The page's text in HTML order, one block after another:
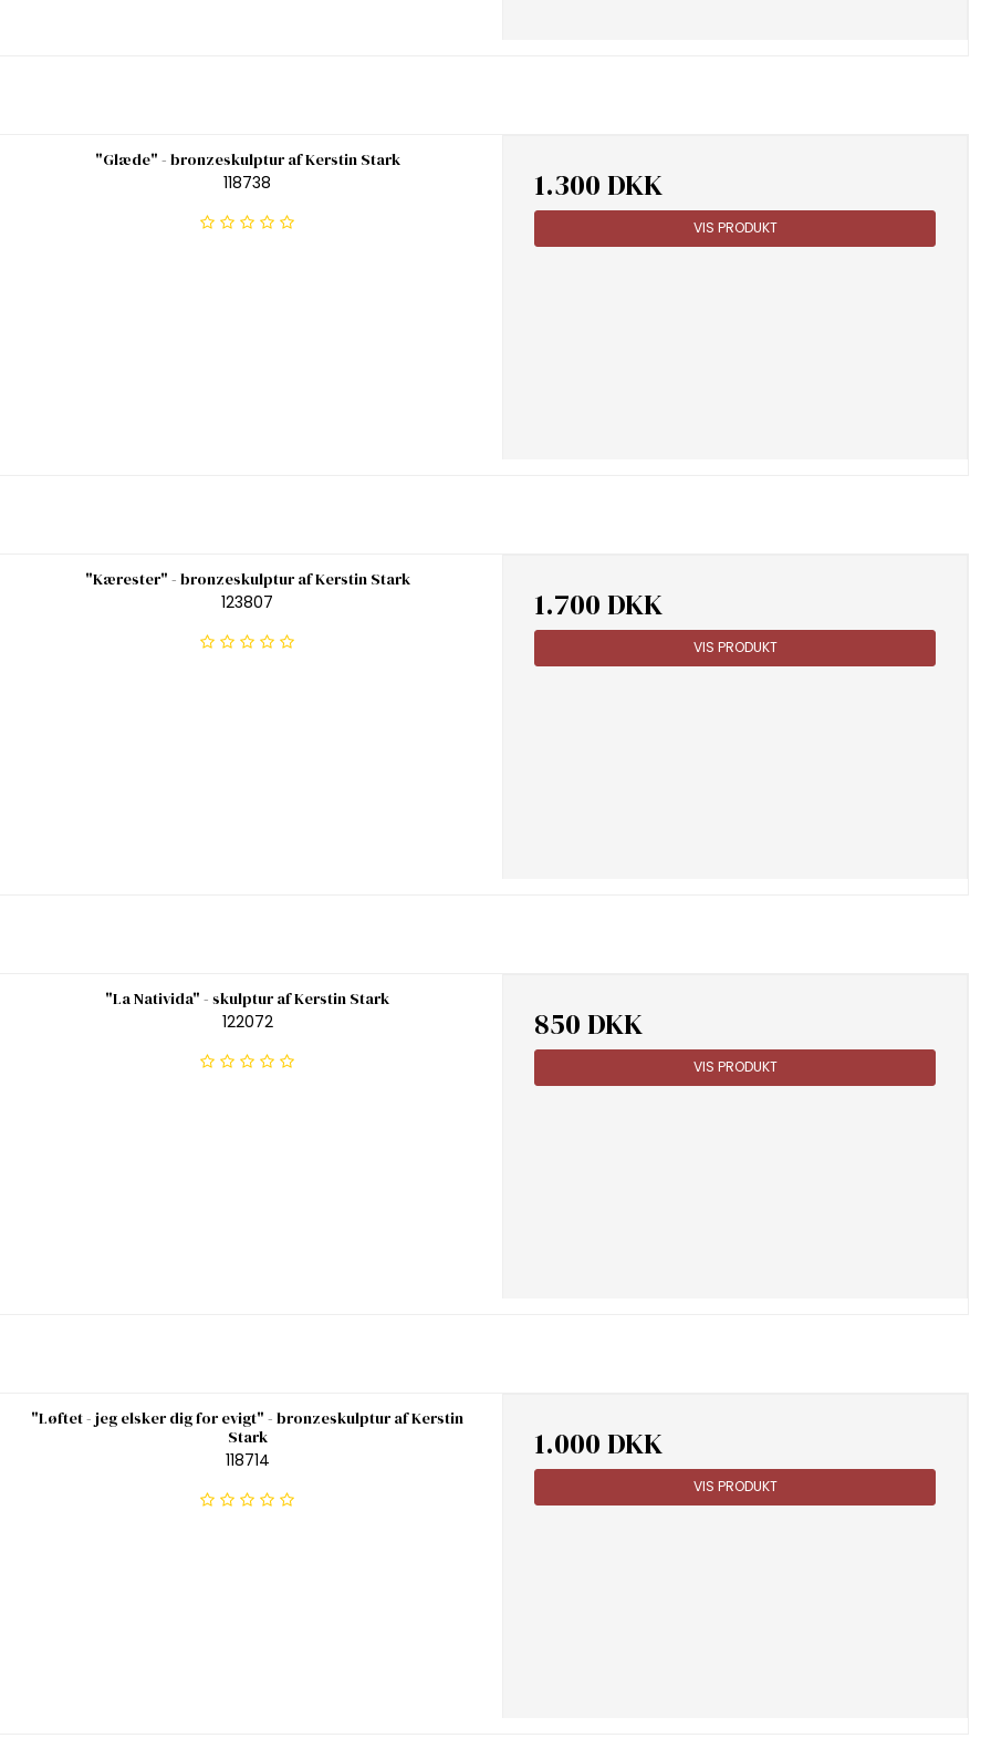
"Glæde" - bronzeskulptur af Kerstin Stark
118738
1.300 DKK
VIS PRODUKT
"Kærester" - bronzeskulptur af Kerstin Stark
123807
1.700 DKK
VIS PRODUKT
"La Nativida" - skulptur af Kerstin Stark
122072
850 DKK
VIS PRODUKT
"Løftet - jeg elsker dig for evigt" - bronzeskulptur af Kerstin
Stark
118714
1.000 DKK
VIS PRODUKT